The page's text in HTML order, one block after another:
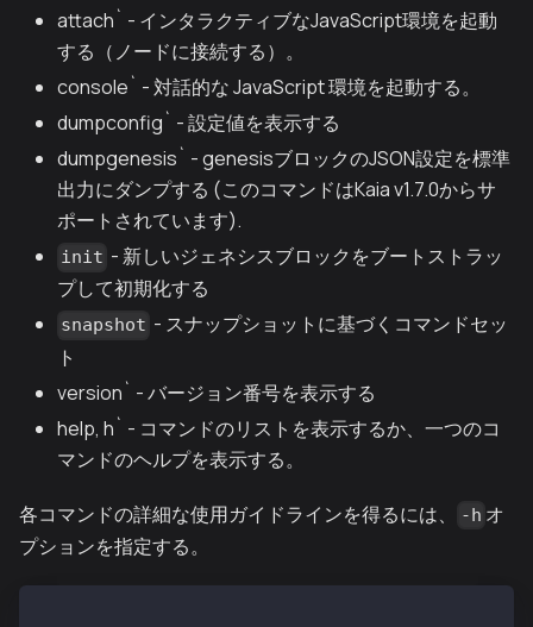
attach` - インタラクティブなJavaScript環境を起動
する（ノードに接続する）。
console` - 対話的な JavaScript 環境を起動する。
dumpconfig` - 設定値を表示する
dumpgenesis` - genesisブロックのJSON設定を標準
出力にダンプする (このコマンドはKaia v1.7.0からサ
ポートされています).
init - 新しいジェネシスブロックをブートストラッ
プして初期化する
snapshot - スナップショットに基づくコマンドセッ
ト
version` - バージョン番号を表示する
help, h` - コマンドのリストを表示するか、一つのコ
マンドのヘルプを表示する。
各コマンドの詳細な使用ガイドラインを得るには、 -h オ
プションを指定する。